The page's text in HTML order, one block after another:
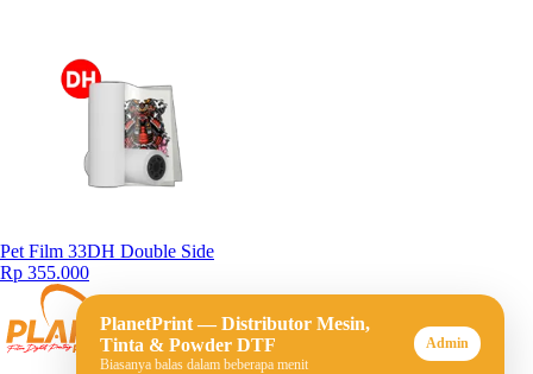
Pet Film 33DH Double Side
Rp 355.000
PlanetPrint — Distributor Mesin,
Tinta & Powder DTF
Biasanya balas dalam beberapa menit
Admin